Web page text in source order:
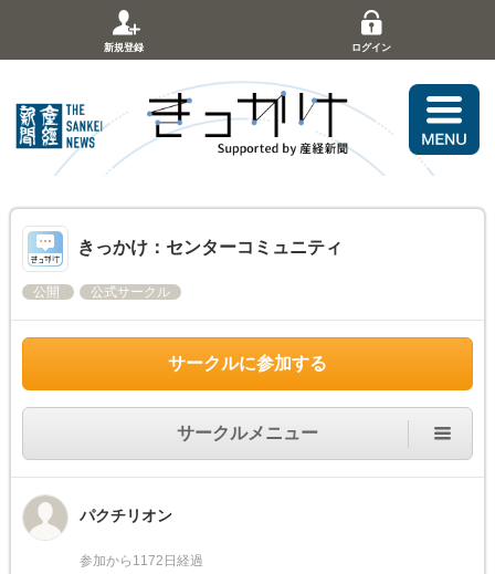
新規登録 ログイン
きっかけ：センターコミュニティ
公開 公式サークル
サークルに参加する
サークルメニュー
パクチリオン
参加から1172日経過